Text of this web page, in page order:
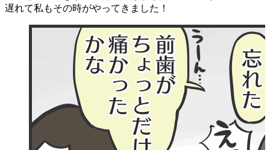
遅れて私もその時がやってきました！